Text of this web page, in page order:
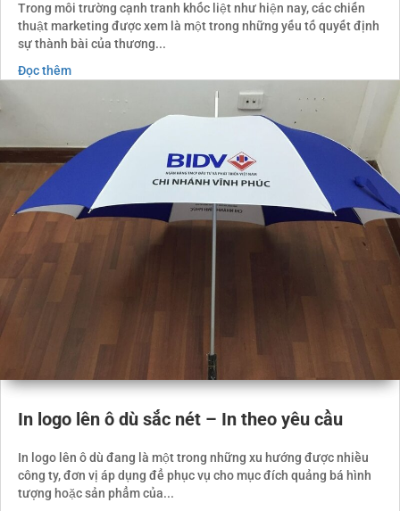
Trong môi trường cạnh tranh khốc liệt như hiện nay, các chiến
thuật marketing được xem là một trong những yếu tố quyết định
sự thành bài của thương...
Đọc thêm
In logo lên ô dù sắc nét – In theo yêu cầu
In logo lên ô dù đang là một trong những xu hướng được nhiều
công ty, đơn vị áp dụng để phục vụ cho mục đích quảng bá hình
tượng hoặc sản phẩm của...